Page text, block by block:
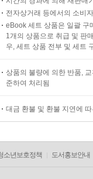
전자상거래 등에서의 소비
eBook 세트 상품은 일괄 구
1개의 상품으로 취급 및 판
우, 세트 상품 전부 및 세트
상품의 불량에 의한 반품,
준하여 처리됨
대금 환불 및 환불 지연에
소년보호정책 도서홍보안내